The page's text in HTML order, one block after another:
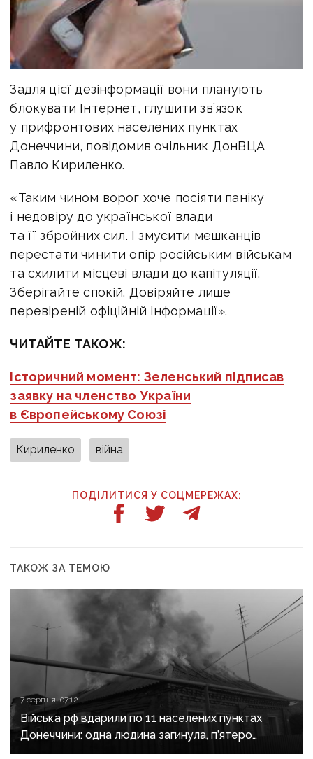
Задля цієї дезінформації вони планують
блокувати Інтернет, глушити зв’язок
у прифронтових населених пунктах
Донеччини, повідомив очільник ДонВЦА
Павло Кириленко.
«Таким чином ворог хоче посіяти паніку
і недовіру до української влади
та її збройних сил. І змусити мешканців
перестати чинити опір російським військам
та схилити місцеві влади до капітуляції.
Зберігайте спокій. Довіряйте лише
перевіреній офіційній інформації».
ЧИТАЙТЕ ТАКОЖ:
Історичний момент: Зеленський підписав
заявку на членство України
в Європейському Союзі
Кириленко війна
ПОДІЛИТИСЯ У СОЦМЕРЕЖАХ:
ТАКОЖ ЗА ТЕМОЮ
7 серпня, 07:12
Війська рф вдарили по 11 населених пунктах
Донеччини: одна людина загинула, п’ятеро
поранені